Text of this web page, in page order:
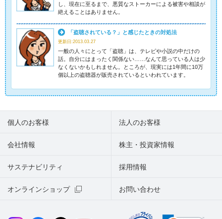
し、現在に至るまで、悪質なストーカーによる被害や相談が
絶えることはありません。
「盗聴されている？」と感じたときの対処法
更新日:2013.03.27
一般の人々にとって「盗聴」は、テレビや小説の中だけの
話。自分にはまったく関係ない……なんて思っている人は少
なくないかもしれません。ところが、現実には1年間に10万
個以上の盗聴器が販売されているといわれています。
個人のお客様 法人のお客様
会社情報 株主・投資家情報
サステナビリティ
オンラインショップ お問い合わせ
採用情報